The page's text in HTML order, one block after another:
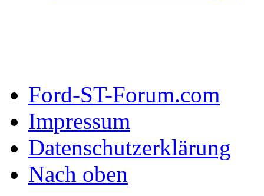
Ford-ST-Forum.com
Impressum
Datenschutzerklärung
Nach oben